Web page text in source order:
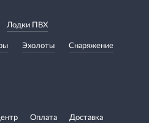
Лодки ПВХ
Эхолоты Снаряжение
Оплата Доставка